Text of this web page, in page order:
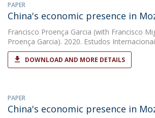
PAPER
China's economic presence in
Francisco Proença Garcia (with Francisco
Proença Garcia). 2020. Estudos
DOWNLOAD AND MORE DETAILS
PAPER
China's economic presence in